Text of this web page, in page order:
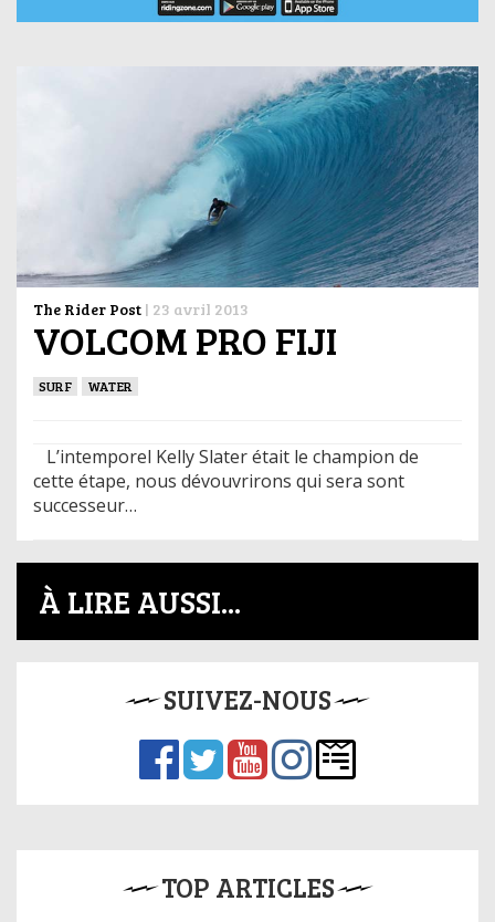
The Rider Post | 23 avril 2013
VOLCOM PRO FIJI
SURF WATER
L’intemporel Kelly Slater était le champion de
cette étape, nous dévouvrirons qui sera sont
successeur…
À LIRE AUSSI...
SUIVEZ-NOUS
TOP ARTICLES